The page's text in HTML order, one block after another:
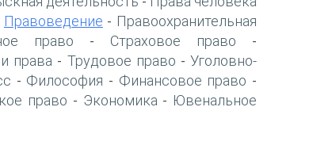
Правоведение - Правоохранительная
право - Страховое право -
права - Трудовое право -Уголовно-
- Философия - Финансовое право -
право - Экономика - Ювенальное